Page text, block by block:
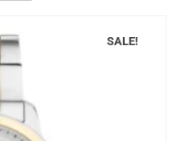
SALE!